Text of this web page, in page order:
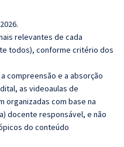
relevantes de cada
todos), conforme critério dos
compreensão e a absorção
as videoaulas de
organizadas com base na
docente responsável, e não
do conteúdo